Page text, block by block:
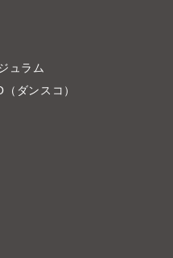
ュラム
ダンスコ）